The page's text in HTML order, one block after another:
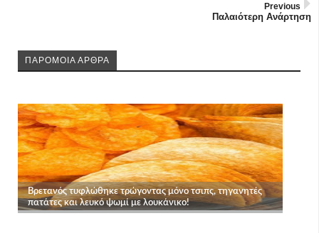
Previous
Παλαιότερη Ανάρτηση
ΠΑΡΟΜΟΙΑ ΑΡΘΡΑ